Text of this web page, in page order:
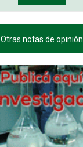
Otras notas de opinión